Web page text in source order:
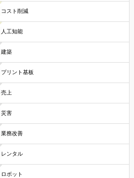
コスト削減
人工知能
建築
プリント基板
売上
災害
業務改善
レンタル
ロボット